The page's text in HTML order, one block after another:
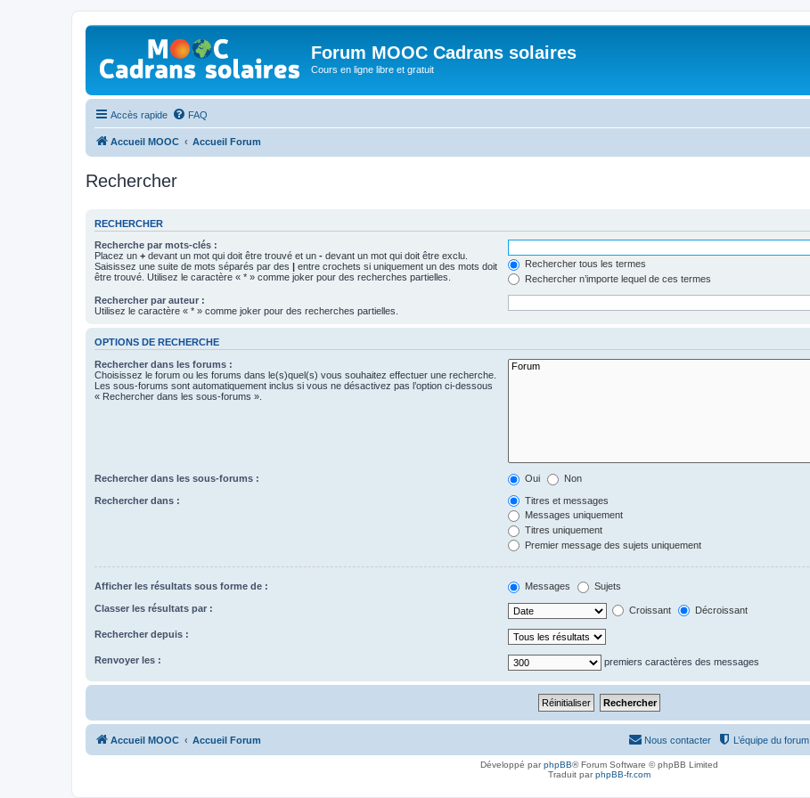
Forum MOOC Cadrans solaires
Cours en ligne libre et gratuit
Accès rapide FAQ
Accueil MOOC Accueil Forum
Rechercher
RECHERCHER
Recherche par mots-clés :
Placez un + devant un mot qui doit être trouvé et un - devant un mot qui doit être exclu.
Saisissez une suite de mots séparés par des | entre crochets si uniquement un des mots doit
être trouvé. Utilisez le caractère « * » comme joker pour des recherches partielles.
Rechercher tous les termes
Rechercher n’importe lequel de ces termes
Rechercher par auteur :
Utilisez le caractère « * » comme joker pour des recherches partielles.
OPTIONS DE RECHERCHE
Rechercher dans les forums :
Choisissez le forum ou les forums dans le(s)quel(s) vous souhaitez effectuer une recherche.
Les sous-forums sont automatiquement inclus si vous ne désactivez pas l’option ci-dessous
« Rechercher dans les sous-forums ».
Rechercher dans les sous-forums : Oui Non
Rechercher dans :
Titres et messages
Messages uniquement
Titres uniquement
Premier message des sujets uniquement
Afficher les résultats sous forme de : Messages Sujets
Classer les résultats par : Croissant Décroissant
Rechercher depuis :
Renvoyer les : premiers caractères des messages
Accueil MOOC Accueil Forum L’équipe du forum
Nous contacter
Développé parphpBB® Forum Software © phpBB Limited
Traduit parphpBB-fr.com